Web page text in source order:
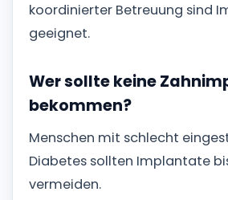
koordinierter Betreuung sind
geeignet.
Wer sollte keine
bekommen?
Menschen mit schlecht
Diabetes sollten Implantate
vermeiden.